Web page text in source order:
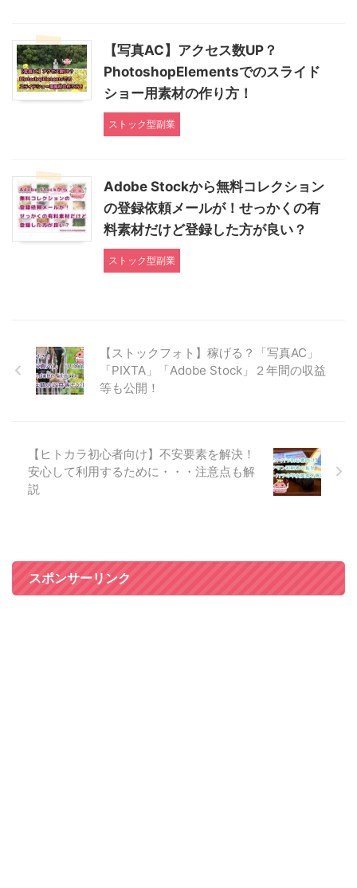
【写真AC】アクセス数UP？
PhotoshopElementsでのスライド
ショー用素材の作り方！
ストック型副業
Adobe Stockから無料コレクション
の登録依頼メールが！せっかくの有
料素材だけど登録した方が良い？
ストック型副業
【ストックフォト】稼げる？「写真AC」
「PIXTA」「Adobe Stock」２年間の収益
等も公開！
【ヒトカラ初心者向け】不安要素を解決！
安心して利用するために・・・注意点も解
説
スポンサーリンク